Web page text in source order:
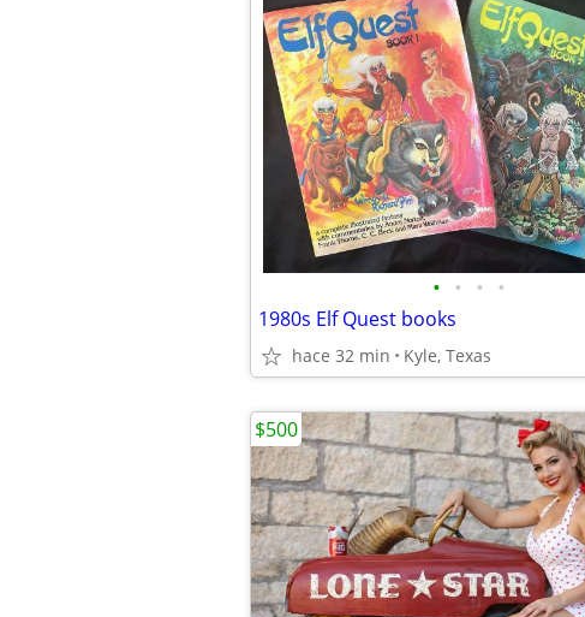
• • • •
1980s Elf Quest books
hace 32 min Kyle, Texas
$500